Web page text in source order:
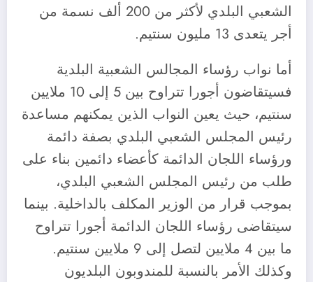
الشعبي البلدي لأكثر من 200 ألف نسمة من
أجر يتعدى 13 مليون سنتيم.
أما نواب رؤساء المجالس الشعبية البلدية
فسيتقاضون أجورا تتراوح بين 5 إلى 10 ملايين
سنتيم، حيث يعين النواب الذين يمكنهم مساعدة
رئيس المجلس الشعبي البلدي بصفة دائمة
ورؤساء اللجان الدائمة كأعضاء دائمين بناء على
طلب من رئيس المجلس الشعبي البلدي،
بموجب قرار من الوزير المكلف بالداخلية. بينما
سيتقاضى رؤساء اللجان الدائمة أجورا تتراوح
ما بين 4 ملايين لتصل إلى 9 ملايين سنتيم.
وكذلك الأمر بالنسبة للمندوبون البلديون